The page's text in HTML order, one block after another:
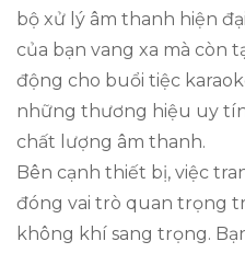
bộ xử lý âm thanh hiện
của bạn vang xa mà còn
động cho buổi tiệc
những thương hiệu uy
chất lượng âm thanh.
Bên cạnh thiết bị, việc
đóng vai trò quan trọng
không khí sang trọng.